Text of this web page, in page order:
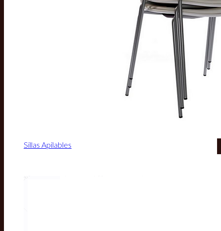
Sillas Apilables